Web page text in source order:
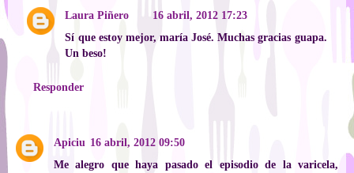
Laura Piñero
16 abril, 2012 17:23
Sí que estoy mejor, maría José. Muchas gracias guapa.
Un beso!
Responder
Apiciu 16 abril, 2012 09:50
Me alegro que haya pasado el episodio de la varicela,